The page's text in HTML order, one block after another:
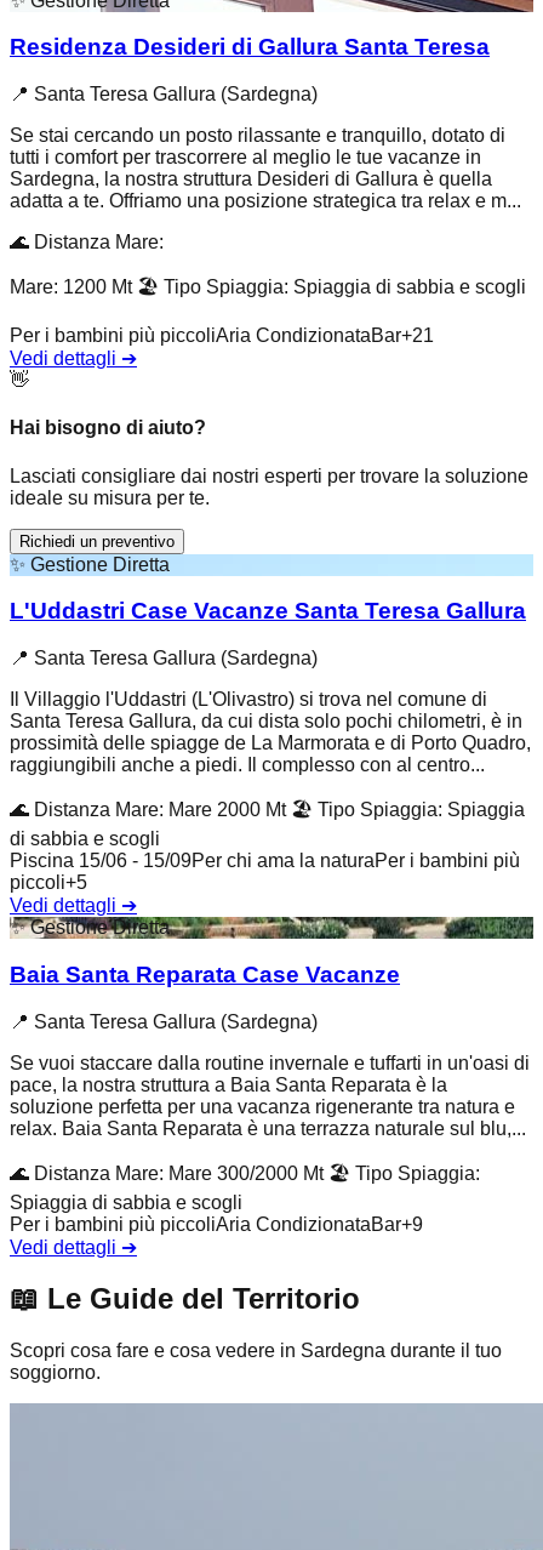
Residenza Desideri di Gallura Santa Teresa
📍 Santa Teresa Gallura (Sardegna)
Se stai cercando un posto rilassante e tranquillo, dotato di
tutti i comfort per trascorrere al meglio le tue vacanze in
Sardegna, la nostra struttura Desideri di Gallura è quella
adatta a te. Offriamo una posizione strategica tra relax e m...
🌊 Distanza Mare:
Mare: 1200 Mt 🏖️ Tipo Spiaggia: Spiaggia di sabbia e scogli
Per i bambini più piccoliAria CondizionataBar+21
Vedi dettagli ➔
👋
Hai bisogno di aiuto?
Lasciati consigliare dai nostri esperti per trovare la soluzione
ideale su misura per te.
Richiedi un preventivo
✨ Gestione Diretta
L'Uddastri Case Vacanze Santa Teresa Gallura
📍 Santa Teresa Gallura (Sardegna)
Il Villaggio l'Uddastri (L'Olivastro) si trova nel comune di
Santa Teresa Gallura, da cui dista solo pochi chilometri, è in
prossimità delle spiagge de La Marmorata e di Porto Quadro,
raggiungibili anche a piedi. Il complesso con al centro...
🌊 Distanza Mare: Mare 2000 Mt 🏖️ Tipo Spiaggia: Spiaggia
di sabbia e scogli
Piscina 15/06 - 15/09Per chi ama la naturaPer i bambini più
piccoli+5
Vedi dettagli ➔
✨Gestione Diretta
Baia Santa Reparata Case Vacanze
📍 Santa Teresa Gallura (Sardegna)
Se vuoi staccare dalla routine invernale e tuffarti in un'oasi di
pace, la nostra struttura a Baia Santa Reparata è la
soluzione perfetta per una vacanza rigenerante tra natura e
relax. Baia Santa Reparata è una terrazza naturale sul blu,...
🌊 Distanza Mare: Mare 300/2000 Mt 🏖️ Tipo Spiaggia:
Spiaggia di sabbia e scogli
Per i bambini più piccoliAria CondizionataBar+9
Vedi dettagli ➔
📖 Le Guide del Territorio
Scopri cosa fare e cosa vedere in Sardegna durante il tuo
soggiorno.